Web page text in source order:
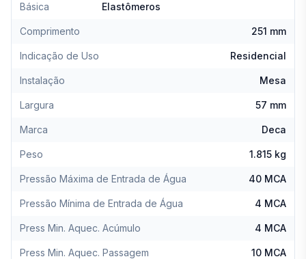
Básica
Elastômeros
Comprimento 251 mm
Indicação de Uso Residencial
Instalação Mesa
Largura 57 mm
Marca Deca
Peso 1.815 kg
Pressão Máxima de Entrada de Água 40 MCA
Pressão Mínima de Entrada de Água 4 MCA
Press Min. Aquec. Acúmulo 4 MCA
Press Min. Aquec. Passagem 10 MCA